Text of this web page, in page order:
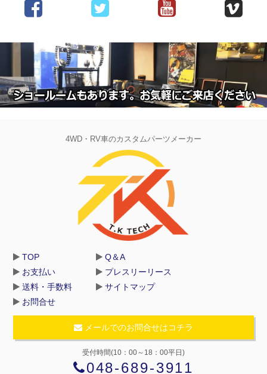
4WD・RV車のカスタムパーツメーカー
TOP
お支払い
送料・手数料
お問合せ
Q＆A
プレスリーリース
サイトマップ
メールでのお問合せはコチラ
受付時間(10：00～18：00平日)
048-689-3911